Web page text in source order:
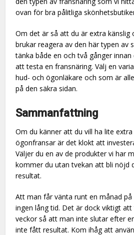
ovan för bra pålitliga
Om det är så att du är extra känslig
brukar reagera av den här typen av
tänka både en och två gånger
att testa en fransnäring. Välj en
hud- och ögonläkare och som är
på den säkra sidan.
Sammanfattning
Om du känner att du vill ha lite
ögonfransar är det klokt att
Väljer du en av de produkter vi har
kommer du utan tvekan att bli nöjd
resultat.
Att man får vänta runt en månad
ingen lång tid. Det är dock viktigt
veckor så att man inte slutar efter
inte fått resultat. Kom ihåg att